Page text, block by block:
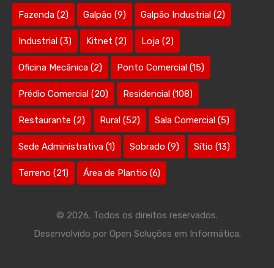
Fazenda (2) Galpão (9) Galpão Industrial (2)
Industrial (3) Kitnet (2) Loja (2)
Oficina Mecânica (2) Ponto Comercial (15)
Prédio Comercial (20) Residencial (108)
Restaurante (2) Rural (52) Sala Comercial (5)
Sede Administrativa (1) Sobrado (9) Sítio (13)
Terreno (21) Área de Plantio (6)
© 2026. Todos os direitos reservados.
Desenvolvido por Open Soluções em Informática.